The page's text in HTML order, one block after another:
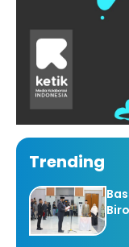
Trending